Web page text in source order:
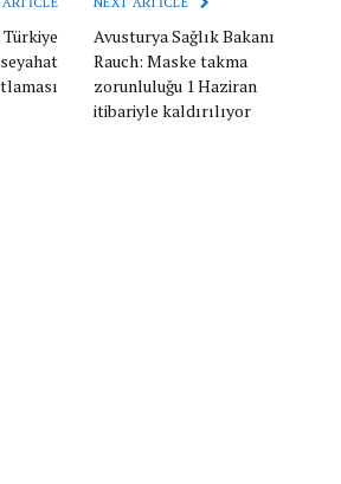
Avusturya Sağlık Bakanı
Rauch: Maske takma
zorunluluğu 1 Haziran
itibariyle kaldırılıyor